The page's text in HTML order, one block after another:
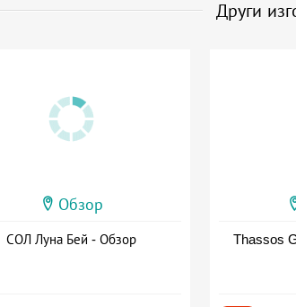
Други
Обзор
СОЛ Луна Бей - Обзор Thassos